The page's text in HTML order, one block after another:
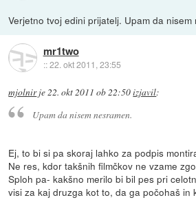
Verjetno tvoj edini prijatelj. Upam da nisem
mr1two
::22. okt 2011, 23:55
mjolnirje22. okt 2011 ob 22:50izjavil:
Upam da nisem nesramen.
Ej, to bi si pa skoraj lahko za podpis
Ne res, kdor takšnih filmčkov ne vzame
Sploh pa- kakšno merilo bi bil pes pri
visi za kaj druzga kot to, da ga počohaš in